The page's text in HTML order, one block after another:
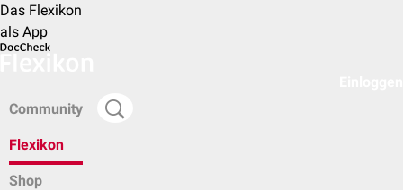
Das Flexikon
als App
Community
Flexikon
Shop